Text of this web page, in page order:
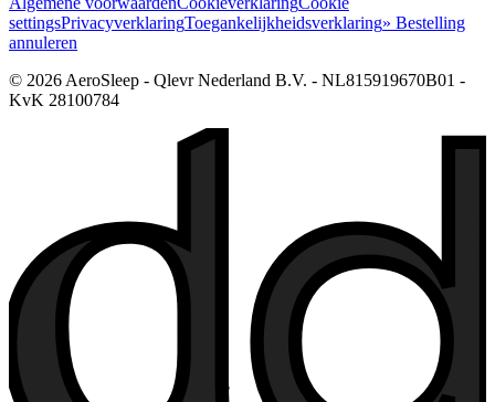
settingsPrivacyverklaringToegankelijkheidsverklaring» Bestelling
annuleren
© 2026 AeroSleep - Qlevr Nederland B.V. - NL815919670B01 -
KvK 28100784